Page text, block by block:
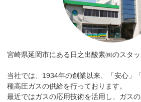
宮崎県延岡市にある日之出酸素㈱のスタッ
当社では、1934年の創業以来、「安心」
種高圧ガスの供給を行っております。
最近ではガスの応用技術を活用し、ガス